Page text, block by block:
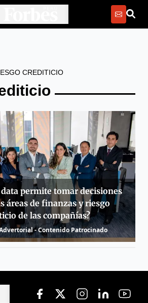
CREDITICIO
permite tomar decisiones
áreas de finanzas y riesgo
de las compañías?
- Contenido Patrocinado